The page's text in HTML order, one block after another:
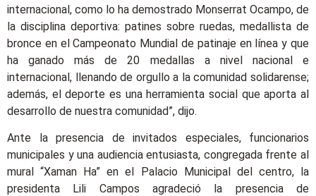
internacional, como lo ha demostrado Monserrat Ocampo, de
la disciplina deportiva: patines sobre ruedas, medallista de
bronce en el Campeonato Mundial de patinaje en línea y que
ha ganado más de 20 medallas a nivel nacional e
internacional, llenando de orgullo a la comunidad solidarense;
además, el deporte es una herramienta social que aporta al
desarrollo de nuestra comunidad”, dijo.
Ante la presencia de invitados especiales, funcionarios
municipales y una audiencia entusiasta, congregada frente al
mural “Xaman Ha” en el Palacio Municipal del centro, la
presidenta Lili Campos agradeció la presencia de